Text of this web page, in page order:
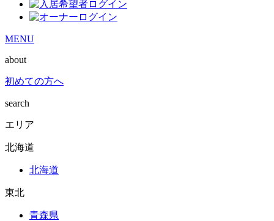
MENU
about
初めての方へ
search
エリア
北海道
北海道
東北
青森県